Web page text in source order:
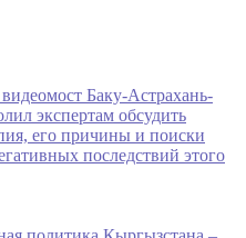
Баку-Астрахань-
экспертам обсудить
его причины и поиски
последствий этого